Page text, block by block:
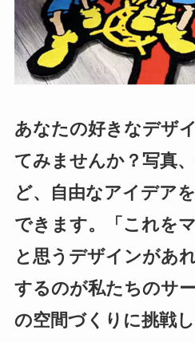
あなたの好きなデザ
てみませんか？写真
ど、自由なアイデア
できます。「これを
と思うデザインがあ
するのが私たちのサ
の空間づくりに挑戦